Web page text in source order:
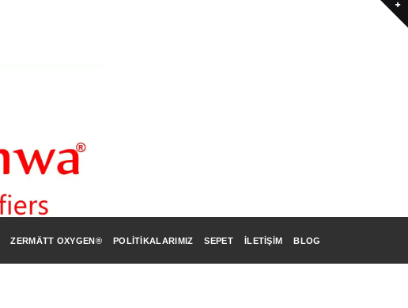
ZERMÄTT OXYGEN® POLITIKALARIMIZ SEPET İLETIŞIM BLOG